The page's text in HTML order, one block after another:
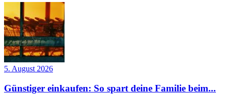
5. August 2026
Günstiger einkaufen: So spart deine Familie beim...